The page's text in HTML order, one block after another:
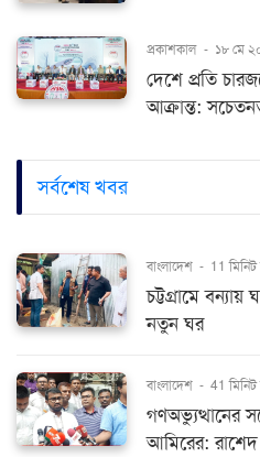
প্রকাশকাল - ১৮ মে
দেশে প্রতি
আক্রান্ত:
সর্বশেষ খবর
বাংলাদেশ - 11
চট্টগ্রামে
নতুন ঘর
বাংলাদেশ - 41
গণঅভ্যুত্থানের
আমিরের: